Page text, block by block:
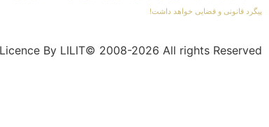
پیگرد قانونی و قضایی خواهد داشت!
Licence By LILIT© 2008-2026 All rights Reserved